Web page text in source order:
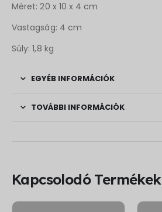
Méret: 20 x 10 x 4 cm
Vastagság: 4 cm
Súly: 1,8 kg
EGYÉB INFORMÁCIÓK
TOVÁBBI INFORMÁCIÓK
Kapcsolodó Termékek